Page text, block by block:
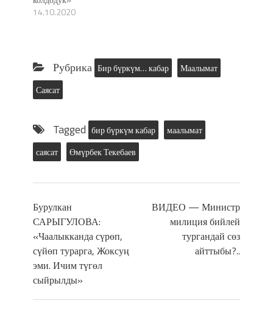
14.10.2020
Рубрика Бир бүркүм… кабар
Маалымат
Саясат
Tagged бир бүркүм кабар
маалымат
саясат
Өмүрбек Текебаев
Бурулкан
САРЫГУЛОВА:
«Чаалыкканда сүрөп,
сүйөп турарга, Жоксуң
эми. Ичим түгөл
сыйрылды»
ВИДЕО — Министр
милиция бийлей
тургандай сөз
айттыбы?..